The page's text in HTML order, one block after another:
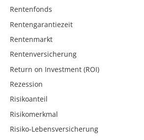
Rentenfonds
Rentengarantiezeit
Rentenmarkt
Rentenversicherung
Return on Investment (ROI)
Rezession
Risikoanteil
Risikomerkmal
Risiko-Lebensversicherung